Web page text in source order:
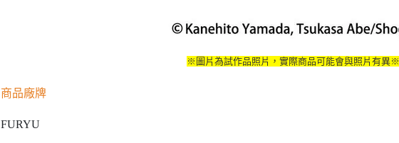
※圖片為試作品照片，實際商品可能會與照片有異※
商品廠牌
FURYU